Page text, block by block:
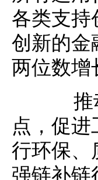
各类支
创新的
两位数
推动
点，促
行环保
强链补